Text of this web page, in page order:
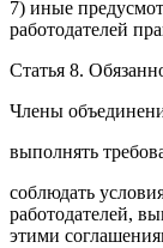
7) иные
работодателей
Статья 8.
Члены
выполнять
соблюдать
работодателей,
этими